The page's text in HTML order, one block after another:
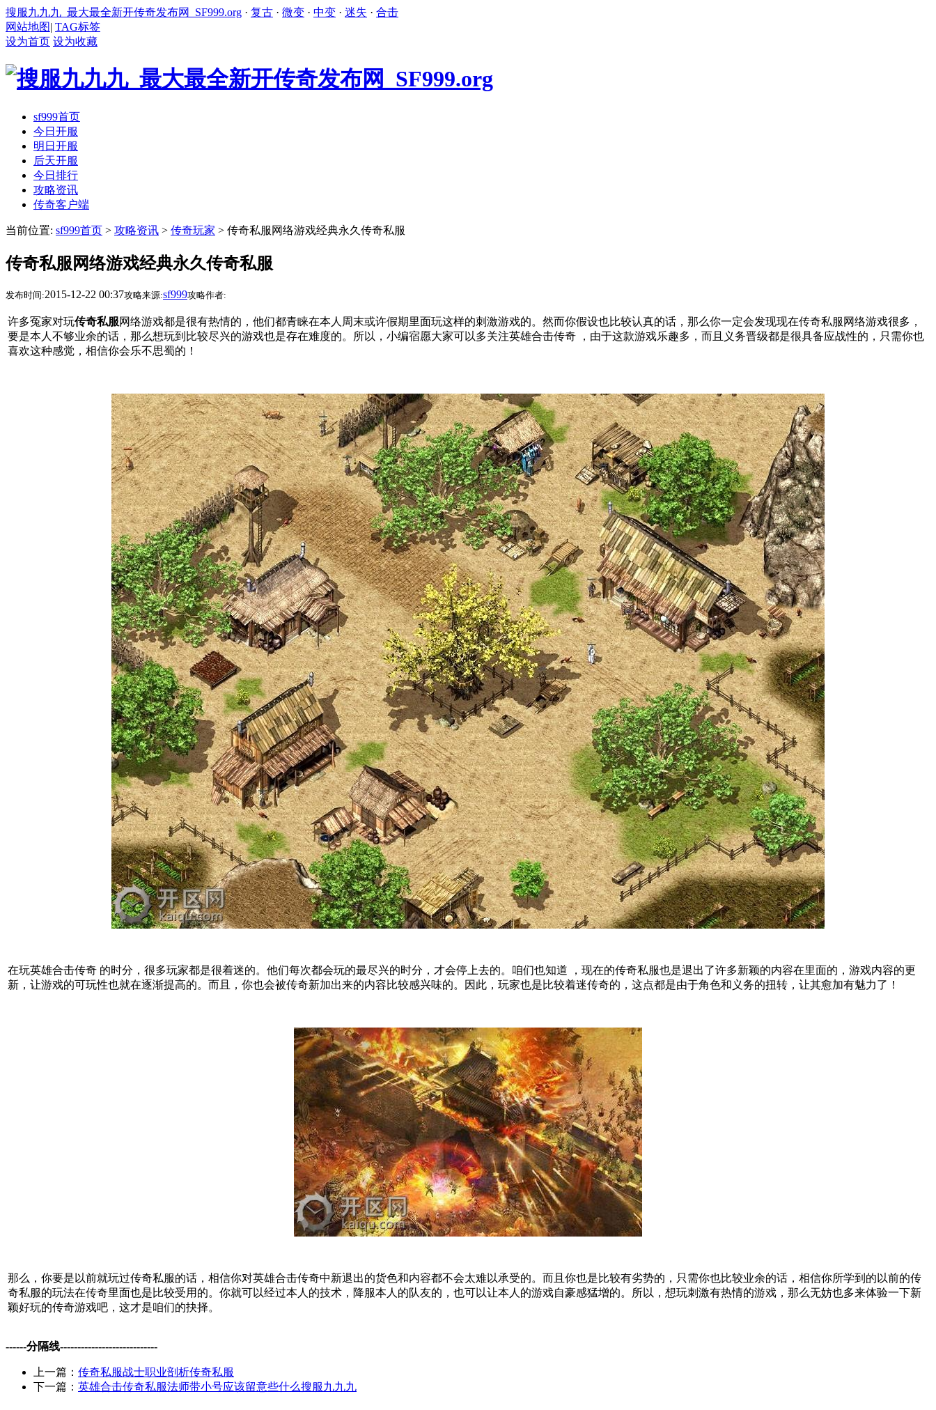
搜服九九九_最大最全新开传奇发布网_SF999.org · 复古 · 微变 · 中变 · 迷失 · 合击
网站地图| TAG标签
设为首页 设为收藏
sf999首页
今日开服
明日开服
后天开服
今日排行
攻略资讯
传奇客户端
当前位置: sf999首页 > 攻略资讯 > 传奇玩家 > 传奇私服网络游戏经典永久传奇私服
传奇私服网络游戏经典永久传奇私服
发布时间:2015-12-22 00:37攻略来源:sf999攻略作者:
许多冤家对玩传奇私服网络游戏都是很有热情的，他们都青睐在本人周末或许假期里面玩这样的刺激游戏的。然而你假设也比较认真的话，那么你一定会发现现在传奇私服网络游戏很多，
要是本人不够业余的话，那么想玩到比较尽兴的游戏也是存在难度的。所以，小编宿愿大家可以多关注英雄合击传奇 ，由于这款游戏乐趣多，而且义务晋级都是很具备应战性的，只需你也
喜欢这种感觉，相信你会乐不思蜀的！
在玩英雄合击传奇 的时分，很多玩家都是很着迷的。他们每次都会玩的最尽兴的时分，才会停上去的。咱们也知道 ，现在的传奇私服也是退出了许多新颖的内容在里面的，游戏内容的更
新，让游戏的可玩性也就在逐渐提高的。而且，你也会被传奇新加出来的内容比较感兴味的。因此，玩家也是比较着迷传奇的，这点都是由于角色和义务的扭转，让其愈加有魅力了！
那么，你要是以前就玩过传奇私服的话，相信你对英雄合击传奇中新退出的货色和内容都不会太难以承受的。而且你也是比较有劣势的，只需你也比较业余的话，相信你所学到的以前的传
奇私服的玩法在传奇里面也是比较受用的。你就可以经过本人的技术，降服本人的队友的，也可以让本人的游戏自豪感猛增的。所以，想玩刺激有热情的游戏，那么无妨也多来体验一下新
颖好玩的传奇游戏吧，这才是咱们的抉择。
------分隔线----------------------------
上一篇： 传奇私服战士职业剖析传奇私服
下一篇： 英雄合击传奇私服法师带小号应该留意些什么搜服九九九